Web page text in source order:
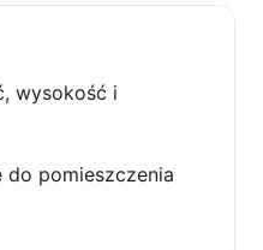
wysokość i
do pomieszczenia